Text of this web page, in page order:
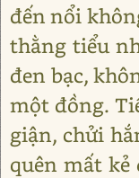
đến nổi
thằng tiểu
đen bạc,
một đồng.
giận, chửi
quên mất kẻ